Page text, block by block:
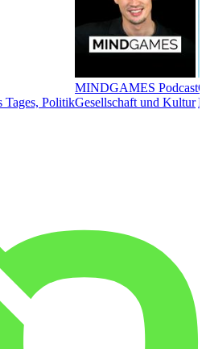
Tages, Politik
MINDGAMES Podcast
Gesellschaft und Kultur